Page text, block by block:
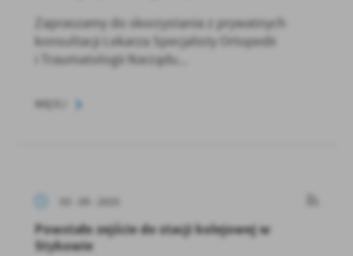
Zapraszamy do skorzystania z prywatnych
konsultacji Lekarza Specjalisty Ortopedii
i Traumatologii Narządu...
WIĘCEJ
03 - 09 - 2025
Powstało zejście do stacji kolejowej w
Stykowie